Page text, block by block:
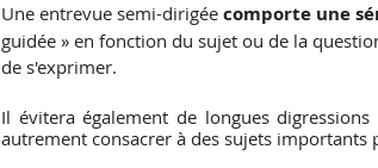
Une entrevue semi-dirigée comporte une
guidée » en fonction du sujet ou de la
de s'exprimer.
Il évitera également de longues
autrement consacrer à des sujets importants